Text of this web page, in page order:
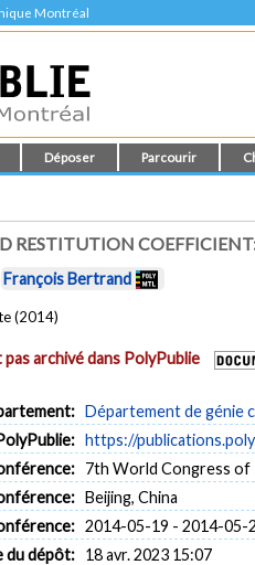
Montréal
Déposer Parcourir
RESTITUTION
François Bertrand
(2014)
archivé dans PolyPublie
Département de génie
https://
7th World Congress of
Beijing, China
2014-05-19 - 2014-05-
du dépôt: 18 avr. 2023 15:07